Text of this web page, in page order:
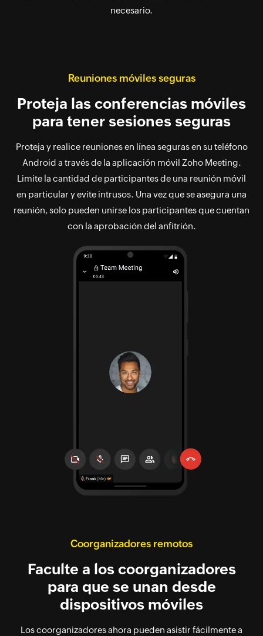
necesario.
Reuniones móviles seguras
Proteja las conferencias móviles
para tener sesiones seguras
Proteja y realice reuniones en línea seguras en su teléfono
Android a través de la aplicación móvil Zoho Meeting.
Limite la cantidad de participantes de una reunión móvil
en particular y evite intrusos. Una vez que se asegura una
reunión, solo pueden unirse los participantes que cuentan
con la aprobación del anfitrión.
Coorganizadores remotos
Faculte a los coorganizadores
para que se unan desde
dispositivos móviles
Los coorganizadores ahora pueden asistir fácilmente a